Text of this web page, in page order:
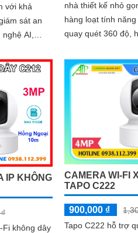
với khả
sát an
bạn giám sát
tốt hơn
nhà thiết kế nhỏ
hàng loạt tính
quay quét 360 độ,
hồng ngoại rõ đến 10m.
thoại hai chiều
thẻ nhớ hỗ trợ đến
IP KHÔNG
Fi không dây
CAMERA WI-FI
TAPO C222
900,000 ₫
Tapo C222 hỗ trợ